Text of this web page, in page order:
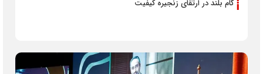
گام بلند در ارتقای زنجیره کیفیت